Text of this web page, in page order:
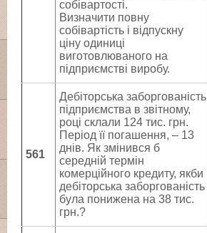
собівартості.
Визначити повну
собівартість і відпускну
ціну одиниці
виготовлюваного на
підприємстві виробу.
561
Дебіторська заборгованість
підприємства в звітному,
році склали 124 тис. грн.
Період її погашення, – 13
днів. Як змінився б
середній термін
комерційного кредиту, якби
дебіторська заборгованість
була понижена на 38 тис.
грн.?